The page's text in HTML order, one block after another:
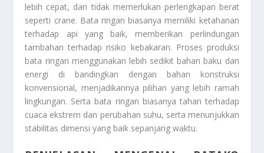
lebih cepat, dan tidak memerlukan perlengkapan berat
seperti crane. Bata ringan biasanya memiliki ketahanan
terhadap api yang baik, memberikan perlindungan
tambahan terhadap risiko kebakaran. Proses produksi
bata ringan menggunakan lebih sedikit bahan baku dan
energi di bandingkan dengan bahan konstruksi
konvensional, menjadikannya pilihan yang lebih ramah
lingkungan. Serta bata ringan biasanya tahan terhadap
cuaca ekstrem dan perubahan suhu, serta menunjukkan
stabilitas dimensi yang baik sepanjang waktu.